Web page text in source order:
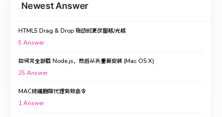
Newest Answer
HTML5 Drag & Drop 拖动时更改图标/光标
5 Answer
如何完全卸载 Node.js，然后从头重新安装 (Mac OS X)
25 Answer
MAC终端删除代理有效命令
1Answer